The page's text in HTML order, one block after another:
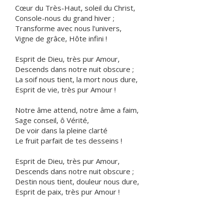
Cœur du Très-Haut, soleil du Christ,
Console-nous du grand hiver ;
Transforme avec nous l’univers,
Vigne de grâce, Hôte infini !
Esprit de Dieu, très pur Amour,
Descends dans notre nuit obscure ;
La soif nous tient, la mort nous dure,
Esprit de vie, très pur Amour !
Notre âme attend, notre âme a faim,
Sage conseil, ô Vérité,
De voir dans la pleine clarté
Le fruit parfait de tes desseins !
Esprit de Dieu, très pur Amour,
Descends dans notre nuit obscure ;
Destin nous tient, douleur nous dure,
Esprit de paix, très pur Amour !